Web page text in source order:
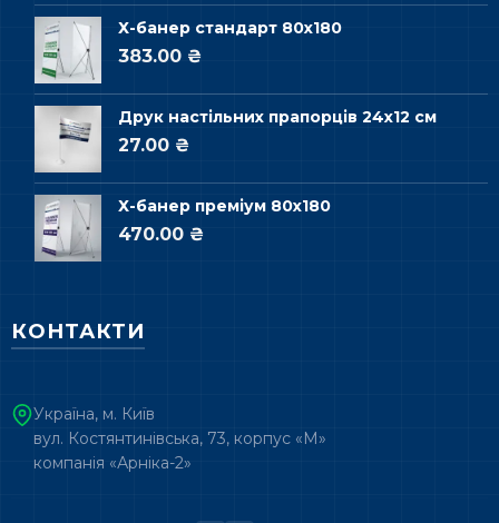
Х-банер стандарт 80х180
383.00 ₴
Друк настільних прапорців 24х12 см
27.00 ₴
Х-банер преміум 80х180
470.00 ₴
КОНТАКТИ
Україна, м. Київ
вул. Костянтинівська, 73, корпус «М»
компанія «Арніка-2»